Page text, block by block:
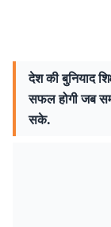
देश की बुनियाद
सफल होगी जब
सके.